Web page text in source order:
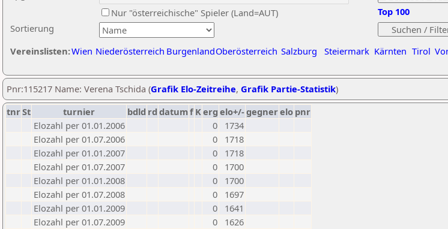
Sortierung
Nur "österreichische" Spieler (Land=AUT)
Vereinslisten:Wien Niederösterreich BurgenlandOberösterreich Salzburg Steiermark Kärnten Tirol
Top 100
Pnr:115217 Name: Verena Tschida (Grafik Elo-Zeitreihe, Grafik Partie-Statistik)
tnrSt turnier bdld rd datumf Kerg elo+/-gegnerelo pnr
Elozahl per 01.01.2006
0
1734
Elozahl per 01.07.2006
0
1718
Elozahl per 01.01.2007
0
1718
Elozahl per 01.07.2007
0
1700
Elozahl per 01.01.2008
0
1700
Elozahl per 01.07.2008
0
1697
Elozahl per 01.01.2009
0
1641
Elozahl per 01.07.2009
0
1626